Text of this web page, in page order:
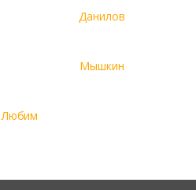
Данилов
Мышкин
Любим